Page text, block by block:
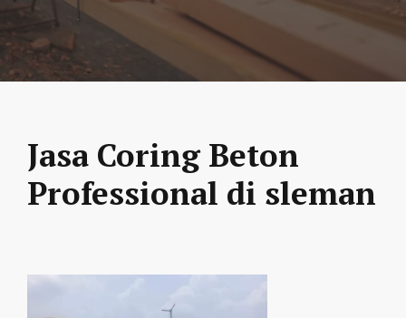
Jasa Coring Beton
Professional di sleman